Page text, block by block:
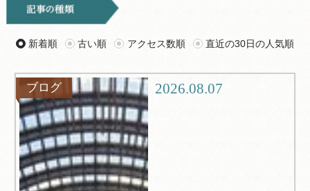
キャンプ
旅行記 ツアー
グルメ
ブログ
新着順 古い順 アクセス数順 直近の30日の人気順
ブログ 2026.08.07